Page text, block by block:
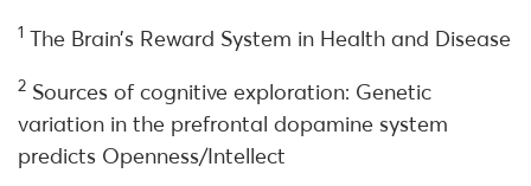
1 The Brain’s Reward System in Health and Disease
2 Sources of cognitive exploration: Genetic
variation in the prefrontal dopamine system
predicts Openness/Intellect